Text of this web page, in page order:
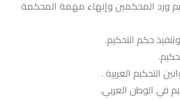
ورد المحكمين وإنهاء مهمة المحكمة
حكم التحكيم.
التحكيم العربية .
في الوطن العربي.